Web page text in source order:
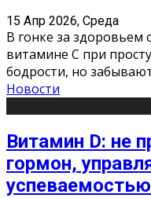
15 Апр 2026, Среда
В гонке за здоровьем
витамине С при
бодрости, но
Новости
Витамин D: не
гормон,
успеваемостью